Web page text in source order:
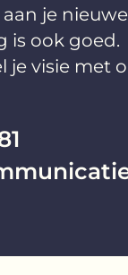
je
is ook goed.
je visie met